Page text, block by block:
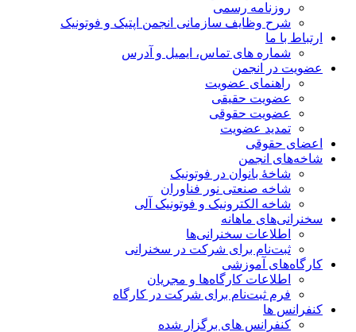
روزنامه رسمی
شرح وظایف سازمانی انجمن اپتیک و فوتونیک
ارتباط با ما
شماره های تماس، ایمیل و آدرس
عضویت در انجمن
راهنمای عضویت
عضویت حقیقی
عضویت حقوقی
تمدید عضویت
اعضای حقوقی
شاخه‌های انجمن
شاخۀ بانوان در فوتونیک
شاخه صنعتی نور فناوران
شاخه‌ الکترونیک و فوتونیک آلی
سخنرانی‌های ماهانه
اطلاعات سخنرانی‌‌ها
ثبت‌نام برای شرکت در سخنرانی
کارگاه‌های آموزشی
اطلاعات کارگاه‌ها و مجریان
فرم ثبت‌نام برای شرکت در کارگاه
کنفرانس ها
کنفرانس های برگزار شده